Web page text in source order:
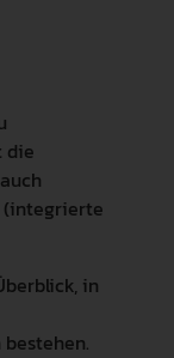
die
(integrierte
in